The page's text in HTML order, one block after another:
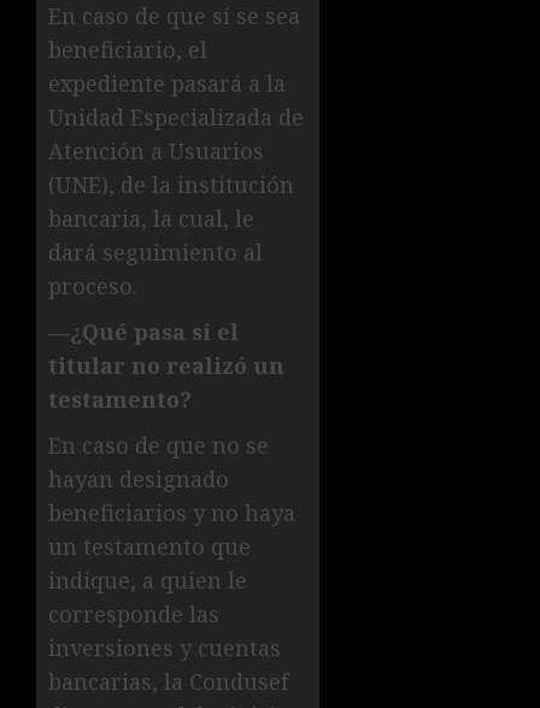
En caso de que sí se sea
beneficiario, el
expediente pasará a la
Unidad Especializada de
Atención a Usuarios
(UNE), de la institución
bancaria, la cual, le
dará seguimiento al
proceso.
—¿Qué pasa si el
titular no realizó un
testamento?
En caso de que no se
hayan designado
beneficiarios y no haya
un testamento que
indique, a quien le
corresponde las
inversiones y cuentas
bancarias, la Condusef